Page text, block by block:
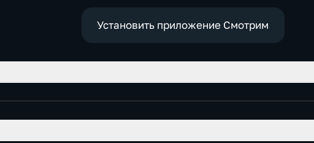
Установить приложение Смотрим